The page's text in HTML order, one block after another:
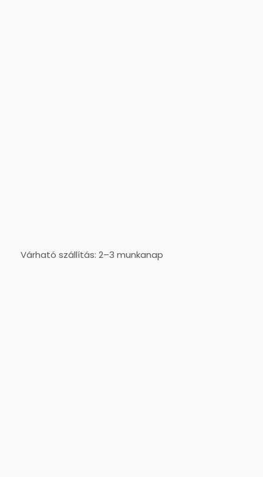
Várható szállítás: 2–3 munkanap